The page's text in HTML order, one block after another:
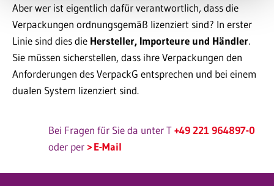
Aber wer ist eigentlich dafür verantwortlich, dass die
Verpackungen ordnungsgemäß lizenziert sind? In erster
Linie sind dies die Hersteller, Importeure und Händler.
Sie müssen sicherstellen, dass ihre Verpackungen den
Anforderungen des VerpackG entsprechen und bei einem
dualen System lizenziert sind.
Bei Fragen für Sie da unter T+49 221 964897-0
oder per
E-Mail